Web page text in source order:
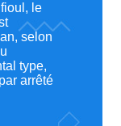
le
selon
type,
arrêté